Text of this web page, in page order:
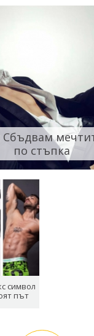
по стъпка
символ
път